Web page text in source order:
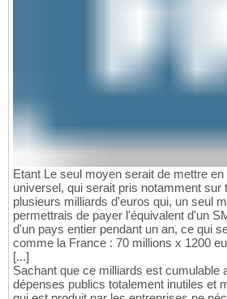
Etant Le seul moyen serait de mettre
universel, qui serait pris notamment sur
plusieurs milliards d'euros qui, un seul
permettrais de payer l'équivalent d'un
d'un pays entier pendant un an, ce qui
comme la France : 70 millions x 1200
[...]
Sachant que ce milliards est cumulable
dépenses publics totalement inutiles et